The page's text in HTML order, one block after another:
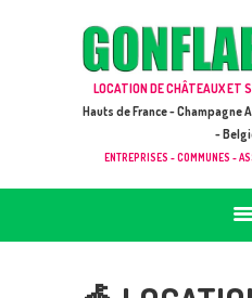
LOCATION DE CHÂTEAUX ET
Hauts de France - Champagne
-
ENTREPRISES - COMMUNES -
ACCUEIL
JEUX À LOUER &
CATALOGUE / TARIF
DEMANDE DE DEVIS